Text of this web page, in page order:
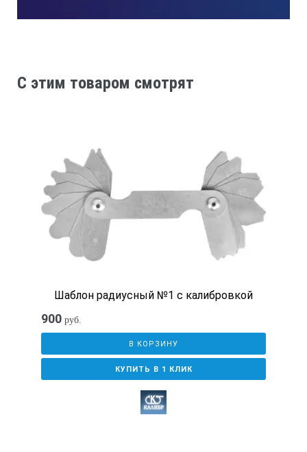
C этим товаром смотрят
Шаблон радиусный №1 с калибровкой
900 руб.
В КОРЗИНУ
КУПИТЬ В 1 КЛИК